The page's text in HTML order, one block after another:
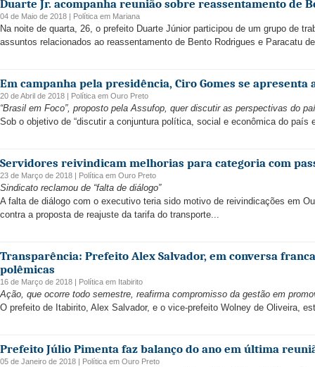
Duarte Jr. acompanha reunião sobre reassentamento de
04 de Maio de 2018 | Política em Mariana
Na noite de quarta, 26, o prefeito Duarte Júnior participou de um grupo de
assuntos relacionados ao reassentamento de Bento Rodrigues e Paracatu
Em campanha pela presidência, Ciro Gomes se apresenta
20 de Abril de 2018 | Política em Ouro Preto
“Brasil em Foco”, proposto pela Assufop, quer discutir as perspectivas do
Sob o objetivo de “discutir a conjuntura política, social e econômica do país
Servidores reivindicam melhorias para categoria com
23 de Março de 2018 | Política em Ouro Preto
Sindicato reclamou de “falta de diálogo”
A falta de diálogo com o executivo teria sido motivo de reivindicações em
contra a proposta de reajuste da tarifa do transporte...
Transparência: Prefeito Alex Salvador, em conversa
polêmicas
16 de Março de 2018 | Política em Itabirito
Ação, que ocorre todo semestre, reafirma compromisso da gestão em
O prefeito de Itabirito, Alex Salvador, e o vice-prefeito Wolney de Oliveira,
Prefeito Júlio Pimenta faz balanço do ano em última
05 de Janeiro de 2018 | Política em Ouro Preto